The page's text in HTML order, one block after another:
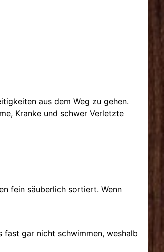
aus dem Weg zu gehen.
Kranke und schwer Verletzte
fein säuberlich sortiert. Wenn
fast gar nicht schwimmen, weshalb